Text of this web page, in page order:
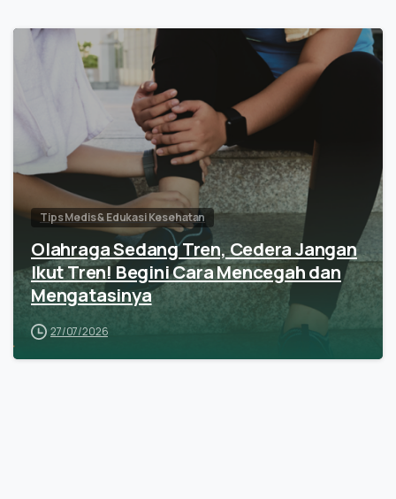
Tips Medis & Edukasi Kesehatan
Olahraga Sedang Tren, Cedera Jangan
Ikut Tren! Begini Cara Mencegah dan
Mengatasinya
27/07/2026